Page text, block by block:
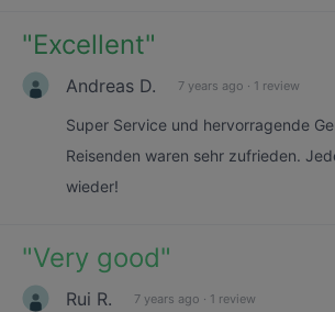
"Excellent"
Andreas D. 7 years ago · 1 review
Super Service und hervorragende
Reisenden waren sehr zufrieden.
wieder!
"Very good"
Rui R. 7 years ago · 1 review